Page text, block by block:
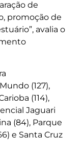
de
promoção de
avalia o
(127),
(114),
Jaguari
(84), Parque
e Santa Cruz